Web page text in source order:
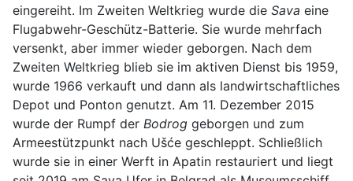
eingereiht. Im Zweiten Weltkrieg wurde die Sava eine
Flugabwehr-Geschütz-Batterie. Sie wurde mehrfach
versenkt, aber immer wieder geborgen. Nach dem
Zweiten Weltkrieg blieb sie im aktiven Dienst bis 1959,
wurde 1966 verkauft und dann als landwirtschaftliches
Depot und Ponton genutzt. Am 11. Dezember 2015
wurde der Rumpf der Bodrog geborgen und zum
Armeestützpunkt nach Ušće geschleppt. Schließlich
wurde sie in einer Werft in Apatin restauriert und liegt